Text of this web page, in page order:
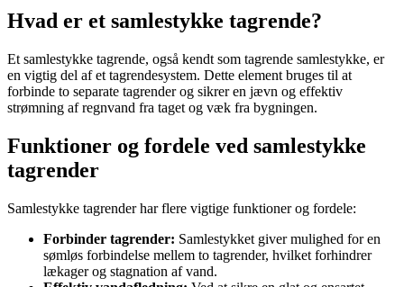
Hvad er et samlestykke tagrende?
Et samlestykke tagrende, også kendt som tagrende samlestykke, er
en vigtig del af et tagrendesystem. Dette element bruges til at
forbinde to separate tagrender og sikrer en jævn og effektiv
strømning af regnvand fra taget og væk fra bygningen.
Funktioner og fordele ved samlestykke
tagrender
Samlestykke tagrender har flere vigtige funktioner og fordele:
Forbinder tagrender: Samlestykket giver mulighed for en
sømløs forbindelse mellem to tagrender, hvilket forhindrer
lækager og stagnation af vand.